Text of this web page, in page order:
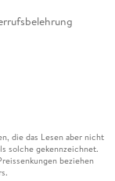
die das Lesen aber nicht
solche gekennzeichnet.
beziehen